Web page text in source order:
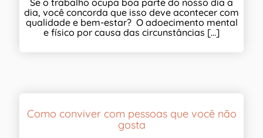
Se o trabalho ocupa boa parte do nosso dia a
dia, você concorda que isso deve acontecer com
qualidade e bem-estar? O adoecimento mental
e físico por causa das circunstâncias [...]
Como conviver com pessoas que você não
gosta